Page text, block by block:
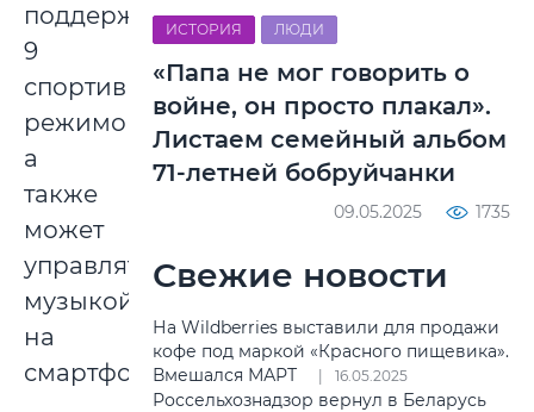
поддерживает
9
спортивных
режимов,
а
также
может
управлять
музыкой
на
смартфоне.
ИСТОРИЯ ЛЮДИ
«Папа не мог говорить о
войне, он просто плакал».
Листаем семейный альбом
71-летней бобруйчанки
09.05.2025 1735
Свежие новости
На Wildberries выставили для продажи
кофе под маркой «Красного пищевика».
Вмешался МАРТ
16.05.2025
Россельхознадзор вернул в Беларусь